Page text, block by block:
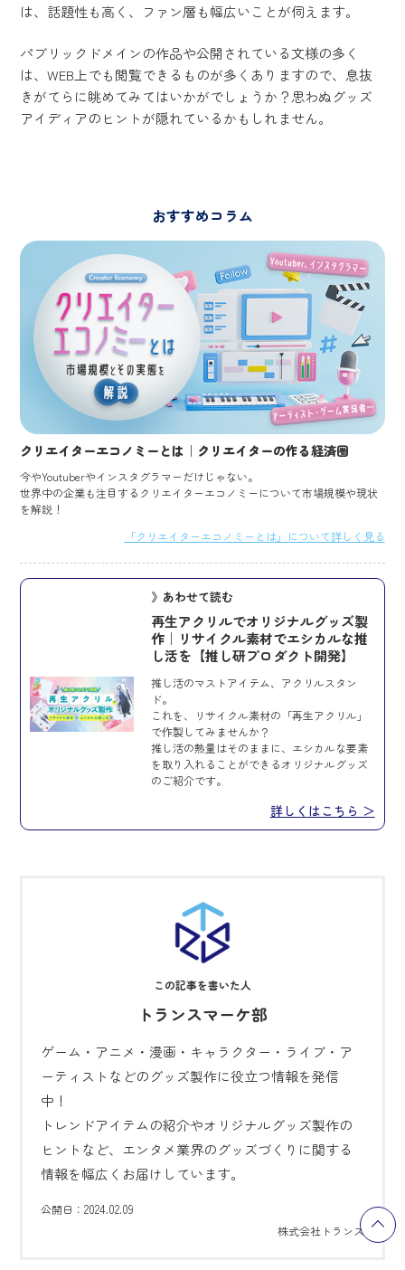
は、話題性も高く、ファン層も幅広いことが伺えます。
パブリックドメインの作品や公開されている文様の多く
は、WEB上でも閲覧できるものが多くありますので、息抜
きがてらに眺めてみてはいかがでしょうか？思わぬグッズ
アイディアのヒントが隠れているかもしれません。
おすすめコラム
クリエイターエコノミーとは｜クリエイターの作る経済圏
今やYoutuberやインスタグラマーだけじゃない。
世界中の企業も注目するクリエイターエコノミーについて市場規模や現状
を解説！
「クリエイターエコノミーとは」について詳しく見る
》あわせて読む
再生アクリルでオリジナルグッズ製
作｜リサイクル素材でエシカルな推
し活を【推し研プロダクト開発】
推し活のマストアイテム、アクリルスタン
ド。
これを、リサイクル素材の「再生アクリル」
で作製してみませんか？
推し活の熱量はそのままに、エシカルな要素
を取り入れることができるオリジナルグッズ
のご紹介です。
詳しくはこちら ＞
トランスマーケ部
ゲーム・アニメ・漫画・キャラクター・ライブ・ア
ーティストなどのグッズ製作に役立つ情報を発信
中！
トレンドアイテムの紹介やオリジナルグッズ製作の
ヒントなど、エンタメ業界のグッズづくりに関する
情報を幅広くお届けしています。
公開日：2024.02.09
株式会社トランス